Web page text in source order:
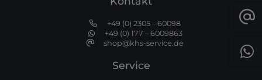
+49 (0) 2305 – 60098
+49 (0) 177 – 6009863
shop@khs-service.de
Service